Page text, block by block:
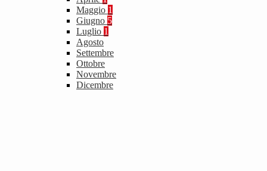
Maggio 1
Giugno 5
Luglio 1
Agosto
Settembre
Ottobre
Novembre
Dicembre